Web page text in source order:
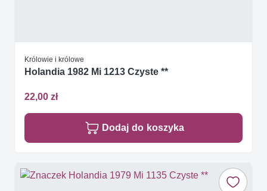
Królowie i królowe
Holandia 1982 Mi 1213 Czyste **
22,00 zł
Dodaj do koszyka